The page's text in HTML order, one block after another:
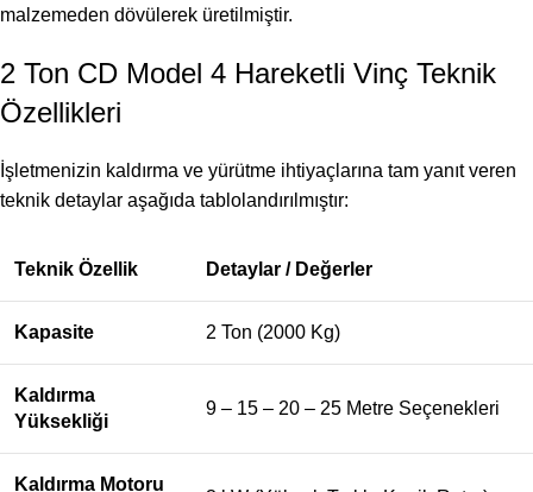
malzemeden dövülerek üretilmiştir.
2 Ton CD Model 4 Hareketli Vinç Teknik
Özellikleri
İşletmenizin kaldırma ve yürütme ihtiyaçlarına tam yanıt veren
teknik detaylar aşağıda tablolandırılmıştır:
Teknik Özellik Detaylar / Değerler
Kapasite 2 Ton (2000 Kg)
Kaldırma
Yüksekliği
9 – 15 – 20 – 25 Metre Seçenekleri
Kaldırma Motoru